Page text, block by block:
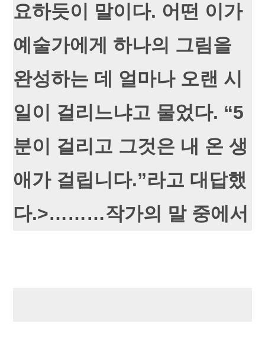
요하듯이 말이다. 어떤 이가
예술가에게 하나의 그림을
완성하는 데 얼마나 오랜 시
일이 걸리느냐고 물었다. “5
분이 걸리고 그것은 내 온 생
애가 걸립니다.”라고 대답했
다.>………작가의 말 중에서